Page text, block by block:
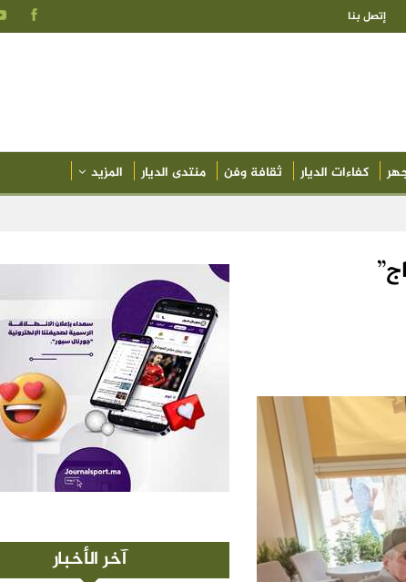
إتصل بنا
كفاءات الديار ثقافة وفن منتدى الديار المزيد
آخر الأخبار